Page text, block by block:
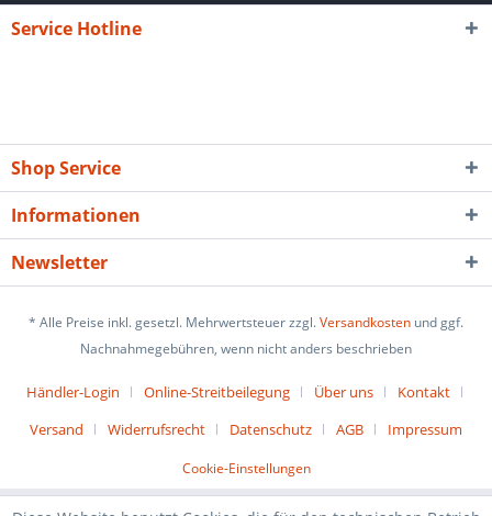
Service Hotline
Shop Service
Informationen
Newsletter
* Alle Preise inkl. gesetzl. Mehrwertsteuer zzgl.Versandkosten und ggf.
Nachnahmegebühren, wenn nicht anders beschrieben
Händler-Login Online-Streitbeilegung Über uns
Kontakt
Versand
Widerrufsrecht Datenschutz AGB Impressum
Cookie-Einstellungen